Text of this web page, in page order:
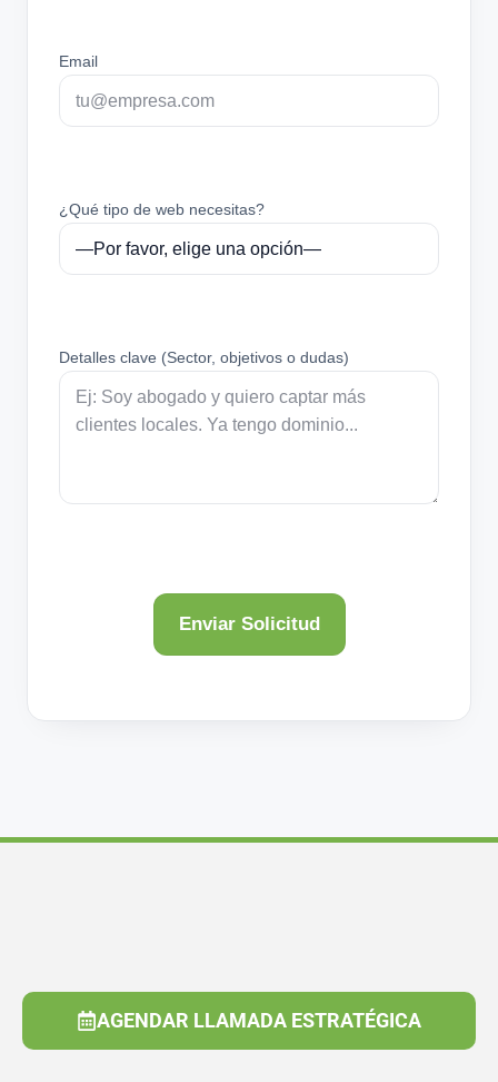
Email
¿Qué tipo de web necesitas?
Detalles clave (Sector, objetivos o dudas)
AGENDAR LLAMADA ESTRATÉGICA